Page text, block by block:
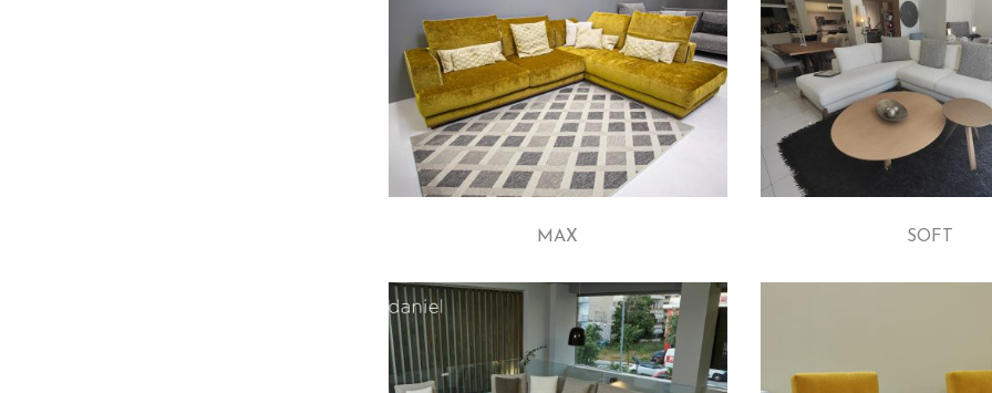
MAX SOFT